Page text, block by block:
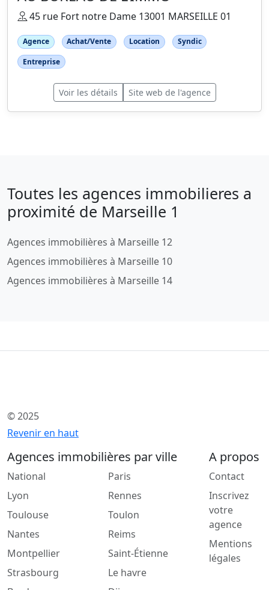
45 rue Fort notre Dame 13001 MARSEILLE 01
Agence Achat/Vente Location
Syndic
Entreprise
Voir les détails Site web de l'agence
Toutes les agences immobilieres a
proximité de Marseille 1
Agences immobilières à Marseille 12
Agences immobilières à Marseille 10
Agences immobilières à Marseille 14
© 2025
Revenir en haut
Agences immobilières par ville
National
Lyon
Toulouse
Nantes
Montpellier
Strasbourg
Paris
Rennes
Toulon
Reims
Saint-Étienne
Le havre
A propos
Contact
Inscrivez
votre
agence
Mentions
légales